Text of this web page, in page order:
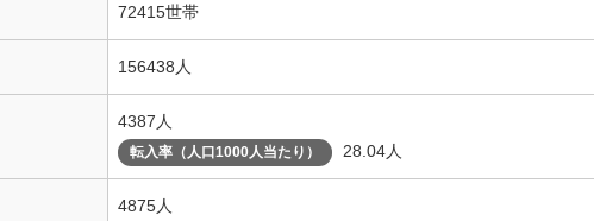
72415世帯
156438人
4387人
転入率（人口1000人当たり） 28.04人
4875人